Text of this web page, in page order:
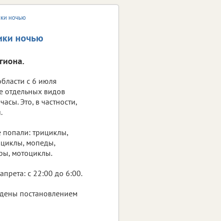
ночью
ночью
с 6 июля
отдельных видов
Это, в частности,
трициклы,
мопеды,
мотоциклы.
с 22:00 до 6:00.
постановлением